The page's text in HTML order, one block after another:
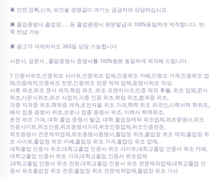
▣ 안전,정확,신속, 보안을 생명같이 여기는 공급자와 상담하십시요.
▣ 졸업증명서.졸업장......등 졸업증명서 원본발급과 100%동일하게 제작합니다. 반
죽 반납 가능
▣ 광고가 삭제되어도 365일 상담 가능합니다
사문서, 공문서 , 졸업증명서 증명서를 100%원본 동일하게 제작해 드립니다.
1 인증서위조,인증위조 사이트,인증위조 업체,인증위조 카페,인증조 가격,인증위조 업
체,인증제작,인증위조 전문,인증위조 전문 제작 업체,증명서위조 작성,
서류 위조,위조 문서 제작,학점 위조 ,위조 프랜차이즈,민증 제작 후불, 위조 업체,문서
위조,사문서위조,위조 사업자,각종 인증 위조,학점 위조,합격증 위조,
각종 자격증 위조,학위증 제작,운전자들 위조 가격,학력 위조 외국인,이력서력 학위조,
배지 접종 증명서 위조,코로나 접종 증명서 위조, 이력서 학력위조,
운전 위조 가격, 대학 졸업 증명서 발급, 대학 졸업장제작 위조업체,위조증명서,위조
인증사이트,위조인증,위조증명서가격,위조인증업체,위조인증전문,
위조증명서 전문제작업체,위조증명서증명서,졸업장 위조,졸업장 위조 제작,졸업장 위
조 사이트,졸업장 위조 카페,졸업장 위조 가격,졸업장 위조 업체,
대학졸업 인증서 위조,대학교졸업 인증서 위조 사이트,대학교졸업 인증서 위조 카페,
대학교졸업 인증서 위조 가격,대학교졸업 인증서 위조업체
,대학교졸업 인증서 위조 전문,대학교졸업 인증서 위조 전문제작업체,대학교졸업 인
증서 위조졸업장 위조 전문,졸업장 위조 전문제작업체,졸업장 위조 기사